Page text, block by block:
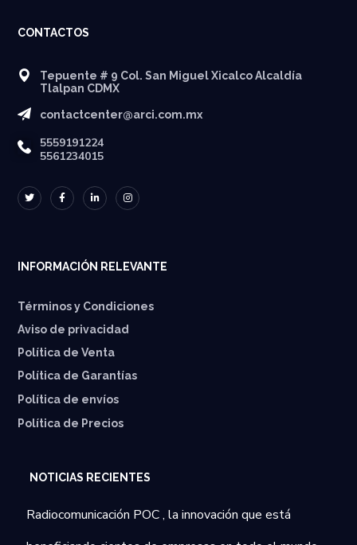
CONTACTOS
Tepuente # 9 Col. San Miguel Xicalco Alcaldía
Tlalpan CDMX
contactcenter@arci.com.mx
5559191224
5561234015
INFORMACIÓN RELEVANTE
Términos y Condiciones
Aviso de privacidad
Política de Venta
Política de Garantías
⁠Política de envíos
Política de Precios
NOTICIAS RECIENTES
Radiocomunicación POC , la innovación que está